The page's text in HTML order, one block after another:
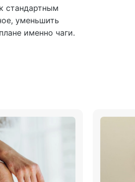
стандартным
уменьшить
именно чаги.